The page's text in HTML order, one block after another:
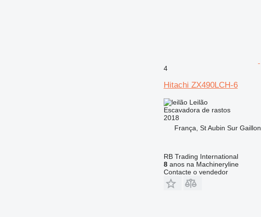
4
Hitachi ZX490LCH-6
Leilão
Escavadora de rastos
2018
França, St Aubin Sur Gaillon
RB Trading International
8anos na Machineryline
Contacte o vendedor